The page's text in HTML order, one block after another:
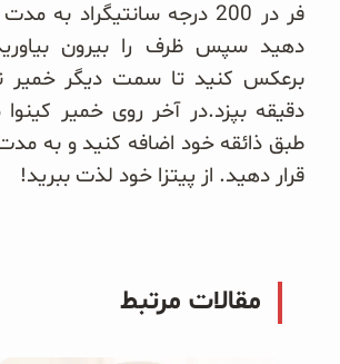
دهید سپس ظرف را بیرون
دقیقه بپزد.در آخر روی خمیر کینوا
قرار دهید. از پیتزا خود لذت ببرید!
مقالات مرتبط